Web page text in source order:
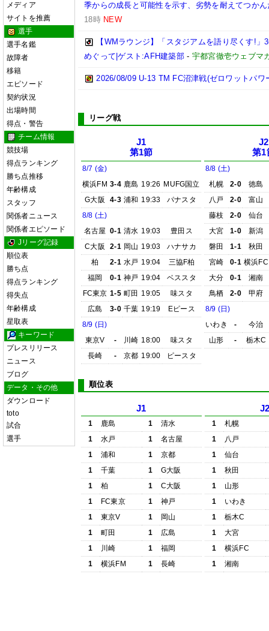
メディア
サイトを推薦
選手
選手名鑑
故障者
移籍
エピソード
契約状況
出場時間
得点・警告
チーム情報
競技場
得点ランキング
勝ち点推移
年齢構成
スタッフ
関係者ニュース
関係者エピソード
Jリーグ記録
順位表
勝ち点
得点ランキング
得失点
年齢構成
星取表
キーワード
プレスリリース
ニュース
ブログ
データ・その他
ダウンロード
toto
試合
選手
季からの成長と可能性を示す、劣勢を耐えてつか
18時 NEW
【WMラウンジ】「スタジアムを語り尽くす!
めぐって|ゲスト:AFH建築部 - 宇都宮徹壱ウェブマ
2026/08/09 U-13 TM FC沼津戦(ゼロワットパワ
リーグ戦
J1
第1節
8/7 (金)
横浜FM 3-4 鹿島 19:26 MUFG国立
G大阪
4-3 浦和 19:33
パナスタ
8/8 (土)
名古屋 0-1 清水 19:03
豊田ス
C大阪
2-1 岡山 19:03
ハナサカ
柏
2-1 水戸 19:04
三協F柏
福岡
0-1 神戸 19:04
ベススタ
FC東京 1-5 町田 19:05
味スタ
広島
3-0 千葉 19:19
Eピース
8/9 (日)
東京V
- 川崎 18:00
味スタ
長崎
- 京都 19:00 ピースタ
J2
第1
8/8 (土)
札幌
2-0
徳島
八戸
2-0
富山
藤枝
2-0
仙台
大宮
1-0
新潟
磐田
1-1
秋田
宮崎
0-1 横浜FC
大分
0-1
湘南
鳥栖
2-0
甲府
8/9 (日)
いわき
-
今治
山形
- 栃木C
順位表
J1
1 鹿島 1
清水
1
水戸 1
名古屋
1
浦和 1
京都
1
千葉 1
G大阪
1
柏 1
C大阪
1
FC東京 1
神戸
1
東京V 1
岡山
1
町田 1
広島
1
川崎 1
福岡
1
横浜FM 1 長崎
1
札幌
1
八戸
1
仙台
1
秋田
1
山形
1
いわき
1
栃木C
1
大宮
1
横浜FC
1
湘南